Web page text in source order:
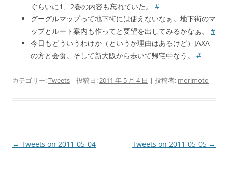
ぐらいに1、2巻の内容も忘れていた。 #
グーグルマップって地下街には使えないなぁ。地下街のマ
ップとルート案内も作ってと要望を出してみるかなぁ。 #
今日もどういうわけか（というか理由はあるけど）JAXA
の方と会食。そして新大阪から歩いて帰宅中なう。 #
カテゴリー:Tweets | 投稿日:2011 年 5 月 4 日 | 投稿者: morimoto
投
← Tweets on 2011-05-04 Tweets on 2011-05-05 →